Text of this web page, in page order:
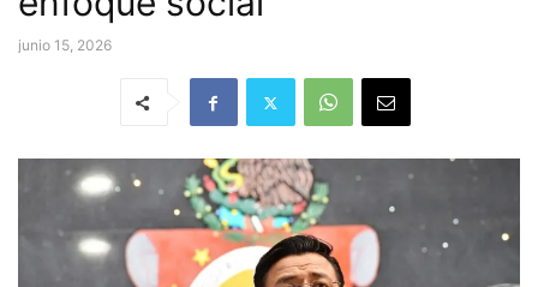
junio 15, 2026